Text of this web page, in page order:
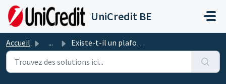
Passer au contenu principal
UniCredit BE
Accueil ... Existe-t-il un plafond mensuel maximum pour l'option ...